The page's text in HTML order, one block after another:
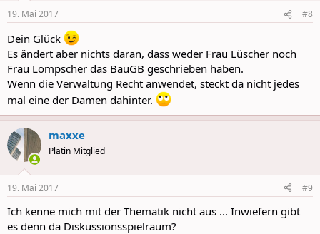
19. Mai 2017 #8
Dein Glück
Es ändert aber nichts daran, dass weder Frau Lüscher noch
Frau Lompscher das BauGB geschrieben haben.
Wenn die Verwaltung Recht anwendet, steckt da nicht jedes
mal eine der Damen dahinter.
maxxe
Platin Mitglied
19. Mai 2017 #9
Ich kenne mich mit der Thematik nicht aus ... Inwiefern gibt
es denn da Diskussionsspielraum?